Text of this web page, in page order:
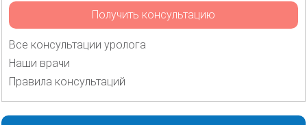
Получить консультацию
Все консультации уролога
Наши врачи
Правила консультаций